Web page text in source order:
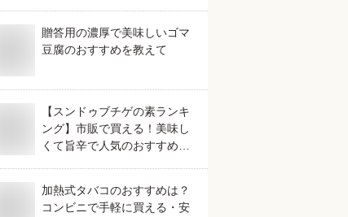
贈答用の濃厚で美味しいゴマ
豆腐のおすすめを教えて
【スンドゥブチゲの素ランキ
ング】市販で買える！美味し
くて旨辛で人気のおすすめ
加熱式タバコのおすすめは？
コンビニで手軽に買える・安